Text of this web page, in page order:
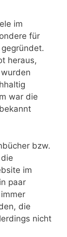
im
für
heraus,
war die
bzw.
im
paar
die
nicht